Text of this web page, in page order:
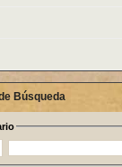
Búsqueda